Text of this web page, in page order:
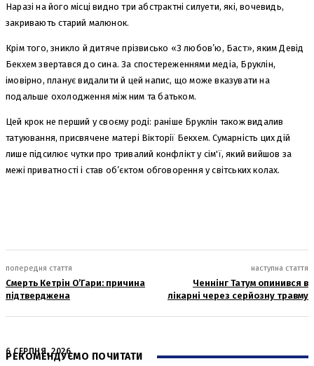
Наразі на його місці видно три абстрактні силуети, які, вочевидь,
закривають старий малюнок.
Крім того, зникло й дитяче прізвисько «З любов’ю, Баст», яким Девід
Бекхем звертався до сина. За спостереженнями медіа, Бруклін,
імовірно, планує видалити й цей напис, що може вказувати на
подальше охолодження між ним та батьком.
Цей крок не перший у своєму роді: раніше Бруклін також видалив
татуювання, присвячене матері Вікторії Бекхем. Сумарність цих дій
лише підсилює чутки про тривалий конфлікт у сім'ї, який вийшов за
межі приватності і став об’єктом обговорення у світських колах.
попередня стаття
Смерть Кетрін О’Гари: причина
підтверджена
наступна стаття
Ченнінг Татум опинився в
лікарні через серйозну травму
РЕКОМЕНДУЄМО ПОЧИТАТИ
6 СЕРПНЯ, 2026